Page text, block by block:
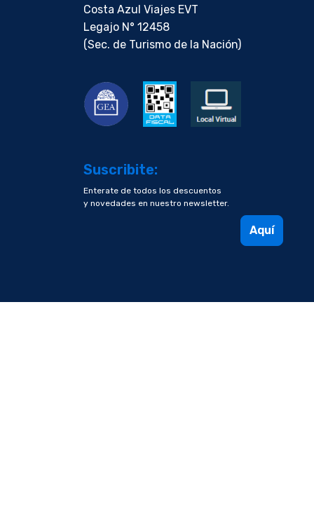
Costa Azul Viajes EVT
Legajo N° 12458
(Sec. de Turismo de la Nación)
Suscribite:
Enterate de todos los descuentos
y novedades en nuestro newsletter.
Aquí